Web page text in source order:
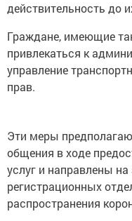
действительность до
Граждане, имеющие
привлекаться к
управление
прав.
Эти меры
общения в ходе
услуг и направлены
регистрационных
распространения